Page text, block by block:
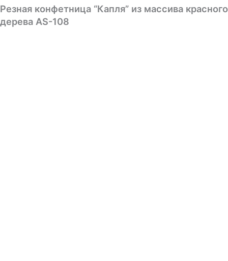
Резная конфетница “Капля” из массива красного
дерева AS-108